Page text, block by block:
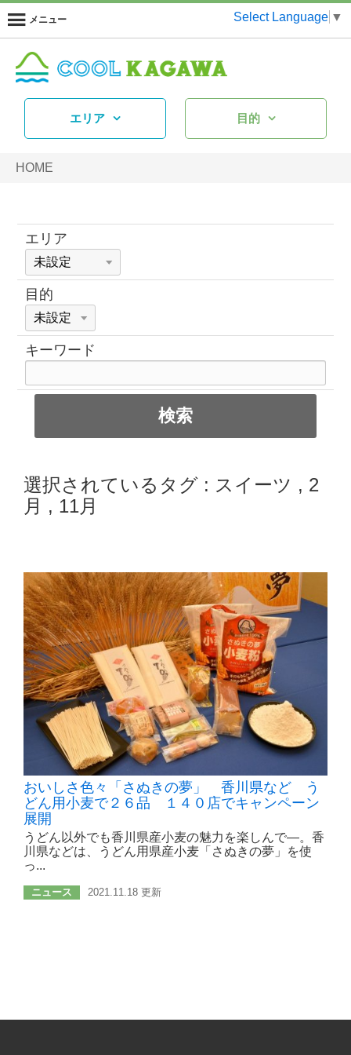
メニュー Select Language ▼
エリア 目的
HOME
エリア
目的
キーワード
選択されているタグ : スイーツ , 2
月
, 11月
おいしさ色々「さぬきの夢」 香川県など う
どん用小麦で２６品 １４０店でキャンペーン
展開
うどん以外でも香川県産小麦の魅力を楽しんで―。香
川県などは、うどん用県産小麦「さぬきの夢」を使
っ...
ニュース 2021.11.18 更新